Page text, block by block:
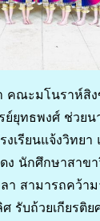
คณะมโนราห์สิ
ยุทธพงศ์ ช่วยน
งเรียนแจ้งวิทย
ง นักศึกษาสาข
สามารถคว้าม
รับถ้วยเกียรติ